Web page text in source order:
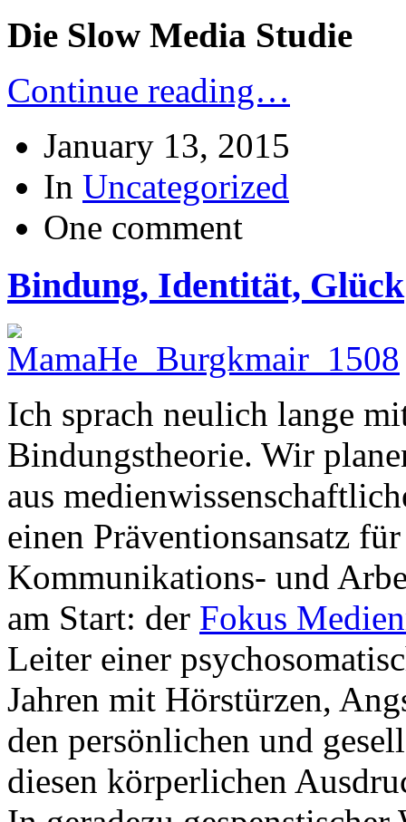
Die Slow Media Studie
Continue reading…
January 13, 2015
In Uncategorized
One comment
Bindung, Identität, Glück
Ich sprach neulich lange
Bindungstheorie. Wir
aus
einen Präventionsansatz
Kommunikations- und
am Start: der Fokus
Leiter einer
Jahren mit Hörstürzen,
den persönlichen und
diesen körperlichen